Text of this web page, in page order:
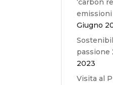
‘carbon
Giugno
passione
2023
Visita al